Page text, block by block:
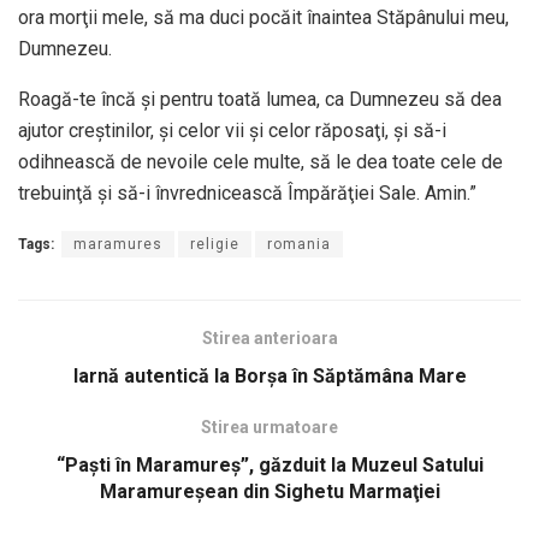
ora morţii mele, să ma duci pocăit înaintea Stăpânului meu,
Dumnezeu.
Roagă-te încă şi pentru toată lumea, ca Dumnezeu să dea
ajutor creştinilor, şi celor vii şi celor răposaţi, şi să-i
odihnească de nevoile cele multe, să le dea toate cele de
trebuinţă şi să-i învrednicească Împărăţiei Sale. Amin.”
Tags: maramures religie romania
Stirea anterioara
Iarnă autentică la Borșa în Săptămâna Mare
Stirea urmatoare
“Paști în Maramureș”, găzduit la Muzeul Satului
Maramureșean din Sighetu Marmaţiei